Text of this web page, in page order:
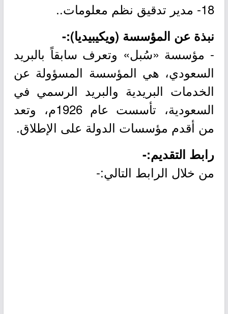
18- مدير تدقيق نظم معلومات..
نبذة عن المؤسسة (ويكيبيديا):-
- مؤسسة «سُبل» وتعرف سابقاً بالبريد
السعودي، هي المؤسسة المسؤولة عن
الخدمات البريدية والبريد الرسمي في
السعودية، تأسست عام 1926م، وتعد
من أقدم مؤسسات الدولة على الإطلاق.
رابط التقديم:-
من خلال الرابط التالي:-